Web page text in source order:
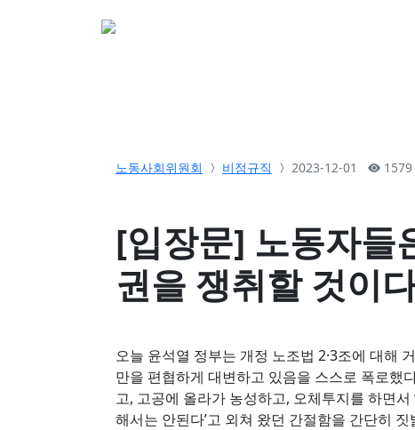
노동사회위원회 비정규직 2023-12-01 1579
[입장문] 노동자들
권을 쟁취할 것이
오늘 윤석열 정부는 개정 노조법 2·3조에 대해
만을 편협하게 대변하고 있음을 스스로 폭로했
고, 고공에 올라가 농성하고, 오체투지를 하면서
해서는 안된다’고 외쳐 왔던 간절함을 간단히